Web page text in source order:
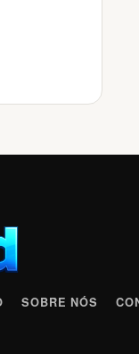
SOBRE NÓS